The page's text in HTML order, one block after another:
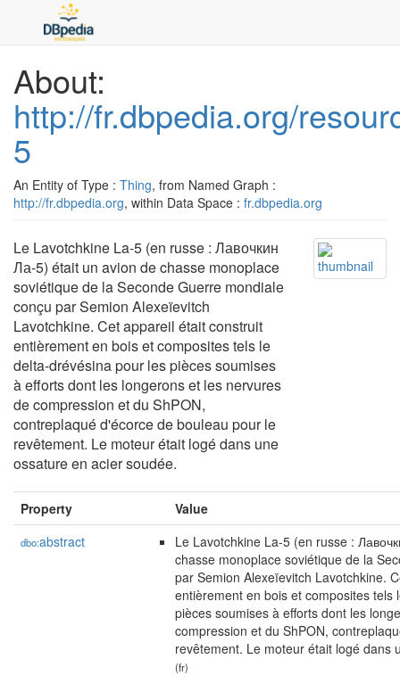
About:
http://fr.dbpedia.org/
5
An Entity of Type : Thing, from Named Graph :
http://fr.dbpedia.org, within Data Space : fr.dbpedia.org
Le Lavotchkine La-5 (en russe : Лавочкин
Ла-5) était un avion de chasse monoplace
soviétique de la Seconde Guerre mondiale
conçu par Semion Alexeïevitch
Lavotchkine. Cet appareil était construit
entièrement en bois et composites tels le
delta-drévésina pour les pièces soumises
à efforts dont les longerons et les nervures
de compression et du ShPON,
contreplaqué d'écorce de bouleau pour le
revêtement. Le moteur était logé dans une
ossature en acier soudée.
Property Value
dbo:abstract
Le Lavotchkine La-5 (en russe :
chasse monoplace soviétique de la
par Semion Alexeïevitch Lavotchkine.
entièrement en bois et composites tels
pièces soumises à efforts dont les
compression et du ShPON,
revêtement. Le moteur était logé dans
(fr)